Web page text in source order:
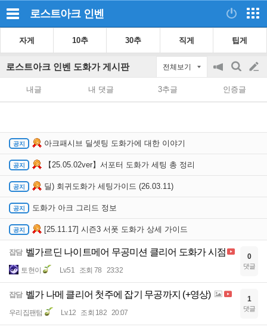
로스트아크 인벤
자게 10추 30추 직게 팁게
로스트아크 인벤 도화가 게시판 전체보기
공
on/off
검
색
글
쓰
내글 내 댓글 3추글 인증글
아크패시브 딜셋팅 도화가에 대한 이야기
【25.05.02ver】서포터 도화가 세팅 총 정리
딜) 회귀도화가 세팅가이드 (26.03.11)
도화가 아크 그리드 정보
[25.11.17] 시즌3 서폿 도화가 상세 가이드
잡담 벨가르딘 나이트메어 무공미션 클리어 도화가 시점
토현이 Lv.51 조회 78 23:32
0
댓글
잡담 벨가 나메 클리어 첫주에 잡기 무공까지 (+영상)
우리집팬텀 Lv.12 조회 182 20:07
1
댓글